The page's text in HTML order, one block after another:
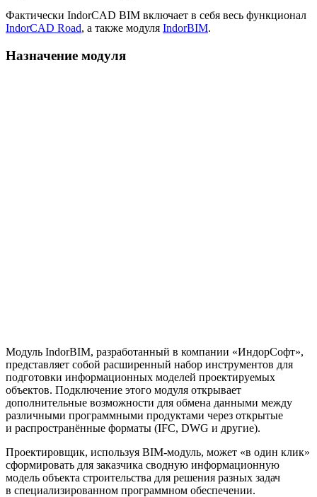
Фактически IndorCAD BIM включает в себя весь функционал
IndorCAD Road, а также модуля IndorBIM.
Назначение модуля
Модуль IndorBIM, разработанный в компании «ИндорСофт»,
представляет собой расширенный набор инструментов для
подготовки информационных моделей проектируемых
объектов. Подключение этого модуля открывает
дополнительные возможности для обмена данными между
различными программными продуктами через открытые
и распространённые форматы (IFC, DWG и другие).
Проектировщик, используя BIM-модуль, может «в один клик»
сформировать для заказчика сводную информационную
модель объекта строительства для решения разных задач
в специализированном программном обеспечении.